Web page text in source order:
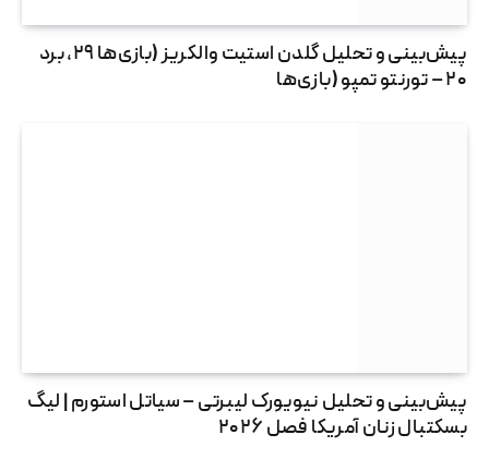
پیش‌بینی و تحلیل گلدن استیت والکریز (بازی‌ها ۲۹، برد
۲۰ – تورنتو تمپو (بازی‌ها
پیش‌بینی و تحلیل نیویورک لیبرتی – سیاتل استورم | لیگ
بسکتبال زنان آمریکا فصل ۲۰۲۶